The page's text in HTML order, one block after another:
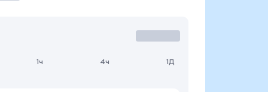
1ч 4ч 1Д